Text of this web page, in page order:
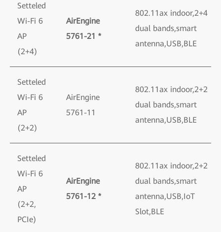
Setteled
Wi-Fi 6
AP
(2+4)
AirEngine
5761-21 *
802.11ax indoor,2+4
dual bands,smart
antenna,USB,BLE
Setteled
Wi-Fi 6
AP
(2+2)
AirEngine
5761-11
802.11ax indoor,2+2
dual bands,smart
antenna,USB,BLE
Setteled
Wi-Fi 6
AP
(2+2,
PCIe)
AirEngine
5761-12 *
802.11ax indoor,2+2
dual bands,smart
antenna,USB,IoT
Slot,BLE